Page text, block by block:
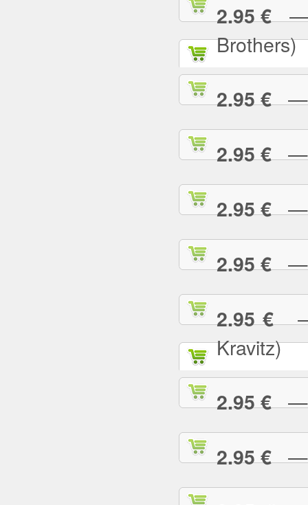
2.95 €—
Brothers)
2.95 €—
2.95 €—
2.95 €—
2.95 €—
2.95 €—
Kravitz)
2.95 €—
2.95 €—